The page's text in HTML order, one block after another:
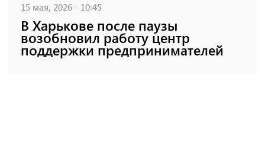
15 мая, 2026 - 10:45
В Харькове после паузы
возобновил работу центр
поддержки предпринимателей